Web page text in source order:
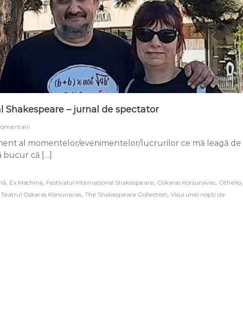
Shakespeare – jurnal de spectator
Internațional
Shakespeare
de
al momentelor/evenimentelor/lucrurilor ce mă leagă de
bucur că […]
, Ex Machina, Festivalul Internațional Shakespeare, Oskaras Korsunavas, Othello,
Teatrul Oskaras Korsunavas,The Shakespeare Collection,Visul unei nopți de